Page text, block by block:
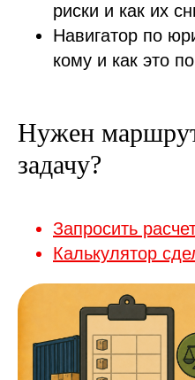
риски и как их
Навигатор по
кому и как это
Нужен
задачу?
Запросить
Калькулятор